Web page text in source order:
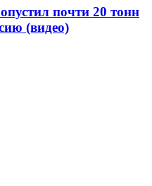
почти 20 тонн
(видео)